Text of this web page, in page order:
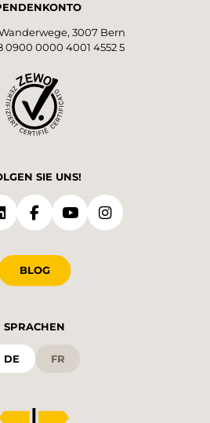
3007 Bern
0900 0000 4001 4552 5
SIE UNS!
BLOG
SPRACHEN
DE FR